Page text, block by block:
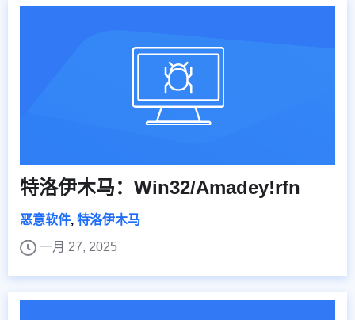
特洛伊木马：Win32/Amadey!rfn
恶意软件, 特洛伊木马
一月 27, 2025